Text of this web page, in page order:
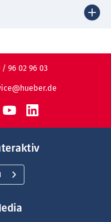
/ 96 02 96 03